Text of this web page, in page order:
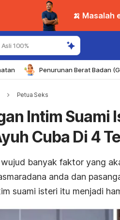
🍌 Masalah
100%
Penurunan Berat Badan
Petua Seks
Intim Suami
Cuba Di 4
banyak faktor yang
anda dan
suami isteri itu menjadi